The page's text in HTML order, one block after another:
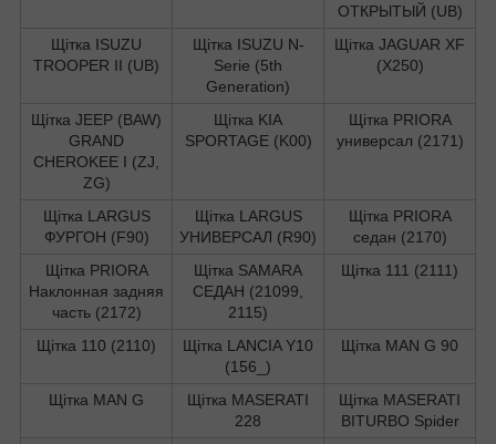
ОТКРЫТЫЙ (UB)
Щітка ISUZU
TROOPER II (UB)
Щітка ISUZU N-
Serie (5th
Generation)
Щітка JAGUAR XF
(X250)
Щітка JEEP (BAW)
GRAND
CHEROKEE I (ZJ,
ZG)
Щітка KIA
SPORTAGE (K00)
Щітка PRIORA
универсал (2171)
Щітка LARGUS
ФУРГОН (F90)
Щітка LARGUS
УНИВЕРСАЛ (R90)
Щітка PRIORA
седан (2170)
Щітка PRIORA
Наклонная задняя
часть (2172)
Щітка SAMARA
СЕДАН (21099,
2115)
Щітка 111 (2111)
Щітка 110 (2110)
Щітка LANCIA Y10
(156_)
Щітка MAN G 90
Щітка MAN G
Щітка MASERATI
228
Щітка MASERATI
BITURBO Spider